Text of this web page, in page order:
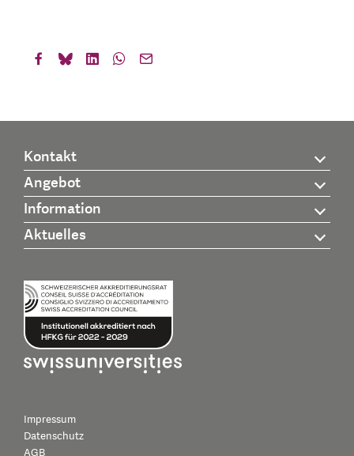
Kontakt
Angebot
Information
Aktuelles
Impressum
Datenschutz
AGB